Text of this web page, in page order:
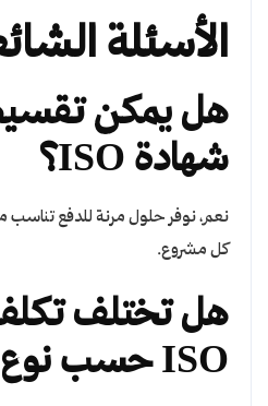
الأسئلة
هل يمكن
شهادة ISO؟
نعم، نوفر حلول مرنة للدفع تناسب
كل مشروع.
هل تختلف
ISO حسب نوع الشهادة؟